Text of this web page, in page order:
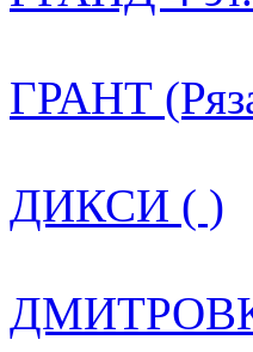
ГРАНТ
ДИКСИ ( )